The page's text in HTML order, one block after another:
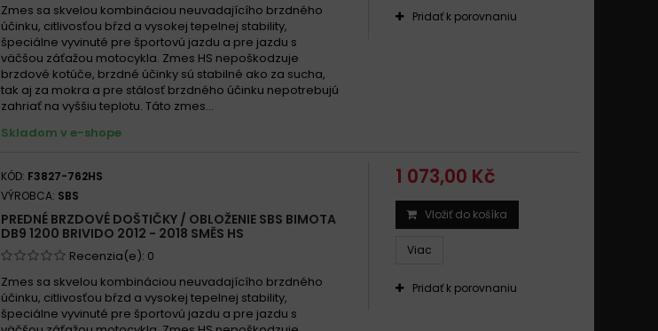
Zmes sa skvelou kombináciou neuvadajícího brzdného
účinku, citlivosťou bŕzd a vysokej tepelnej stability,
špeciálne vyvinuté pre športovú jazdu a pre jazdu s
väčšou záťažou motocykla. Zmes HS nepoškodzuje
brzdové kotúče, brzdné účinky sú stabilné ako za sucha,
tak aj za mokra a pre stálosť brzdného účinku nepotrebujú
zahriať na vyššiu teplotu. Táto zmes...
Skladom v e-shope
Pridať k porovnaniu
KÓD: F3827-762HS
VÝROBCA: SBS
PREDNÉ BRZDOVÉ DOŠTIČKY / OBLOŽENIE SBS BIMOTA
DB9 1200 BRIVIDO 2012 - 2018 SMĚS HS
Recenzia(e): 0
Zmes sa skvelou kombináciou neuvadajícího brzdného
účinku, citlivosťou bŕzd a vysokej tepelnej stability,
špeciálne vyvinuté pre športovú jazdu a pre jazdu s
1 073,00 Kč
Vložiť do košíka
Viac
Pridať k porovnaniu